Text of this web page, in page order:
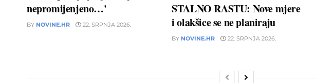
nepromijenjeno…'
BY NOVINE.HR 22. SRPNJA 2026.
STALNO RASTU: Nove mjere
i olakšice se ne planiraju
BY NOVINE.HR 22. SRPNJA 2026.